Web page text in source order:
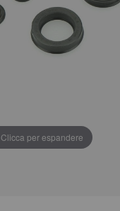
Clicca per espandere